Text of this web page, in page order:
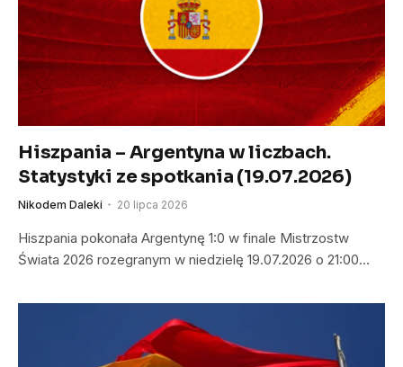
Hiszpania – Argentyna w liczbach.
Statystyki ze spotkania (19.07.2026)
Nikodem Daleki 20 lipca 2026
Hiszpania pokonała Argentynę 1:0 w finale Mistrzostw
Świata 2026 rozegranym w niedzielę 19.07.2026 o 21:00…